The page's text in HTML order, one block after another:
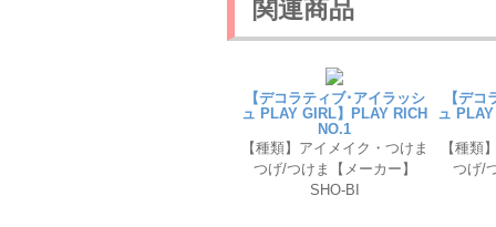
関連商品
【デコラティブ･アイラッシ
ュ PLAY GIRL】PLAY RICH
NO.1
【種類】アイメイク・つけま
つげ/つけま【メーカー】
SHO-BI
【デ
ュ
【種類
つげ/